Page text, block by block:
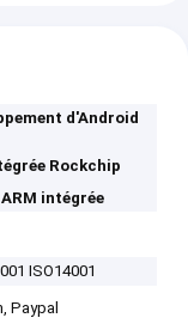
d'Android
Rockchip
intégrée
ISO14001
Paypal